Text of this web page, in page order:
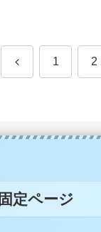
前 1 2
固定ページ